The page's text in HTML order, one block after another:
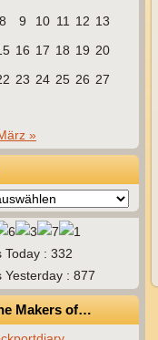
8 9 10 11 12 13
16 17 18 19 20
23 24 25 26 27
»
Today : 332
Yesterday : 877
Makers of…